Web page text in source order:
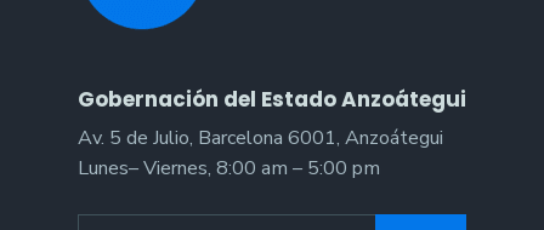
Gobernación del Estado Anzoátegui
Av. 5 de Julio, Barcelona 6001, Anzoátegui
Lunes– Viernes, 8:00 am – 5:00 pm